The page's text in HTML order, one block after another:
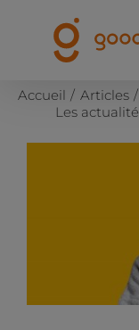
contenu
Accueil Articles
Les